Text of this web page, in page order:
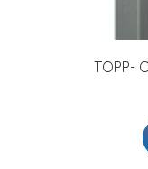
TOPP-